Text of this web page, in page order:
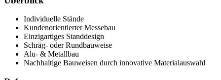
Individuelle Stände
Kundenorientierter Messebau
Einzigartiges Standdesign
Schräg- oder Rundbauweise
Alu- & Metallbau
Nachhaltige Bauweisen durch innovative Materialauswahl